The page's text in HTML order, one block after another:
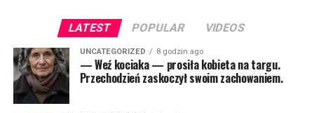
LATEST POPULAR VIDEOS
UNCATEGORIZED 8 godzin ago
— Weź kociaka — prosiła kobieta na targu.
Przechodzień zaskoczył swoim zachowaniem.